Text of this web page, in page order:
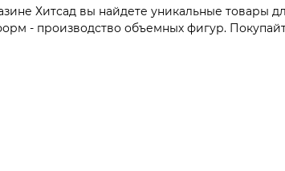
Хитсад вы найдете уникальные товары
- производство объемных фигур.